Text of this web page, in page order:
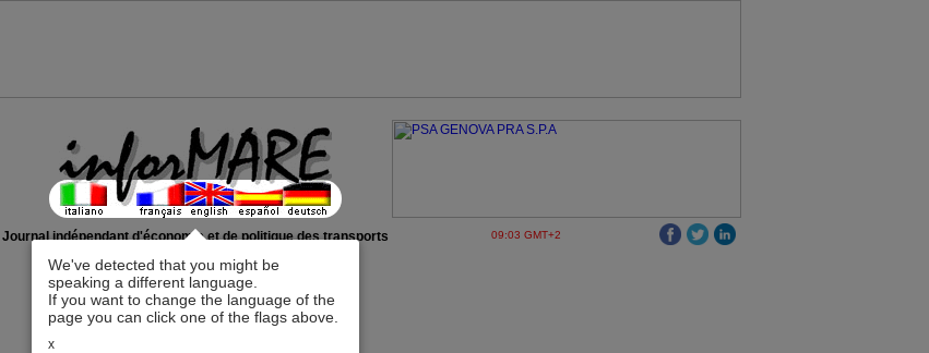
We've detected that you might be
speaking a different language.
If you want to change the language of the
page you can click one of the flags above.
x
Journal indépendant d'économie et de politique des transports 09:03 GMT+2